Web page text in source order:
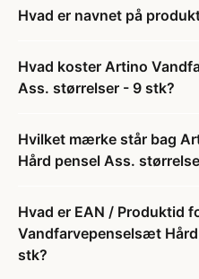
Hvad er navnet på
Hvad koster Artino
Ass. størrelser - 9 stk?
Hvilket mærke står bag
Hård pensel Ass.
Hvad er EAN / Produktid
Vandfarvepenselsæt
stk?